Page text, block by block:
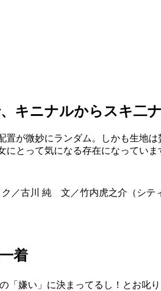
キニナルからスキ二ナ
置が微妙にランダム。しかも生
とって気になる存在になっていま
古川 純 文／竹内虎之介（シテ
着
「嫌い」に決まってるし！とお